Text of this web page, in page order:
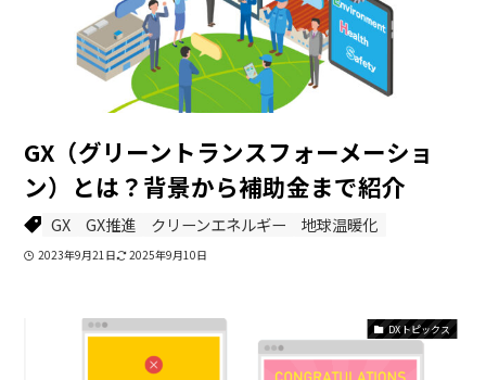
GX（グリーントランスフォーメーショ
ン）とは？背景から補助金まで紹介
GX GX推進 クリーンエネルギー 地球温暖化
2023年9月21日 2025年9月10日
DXトピックス